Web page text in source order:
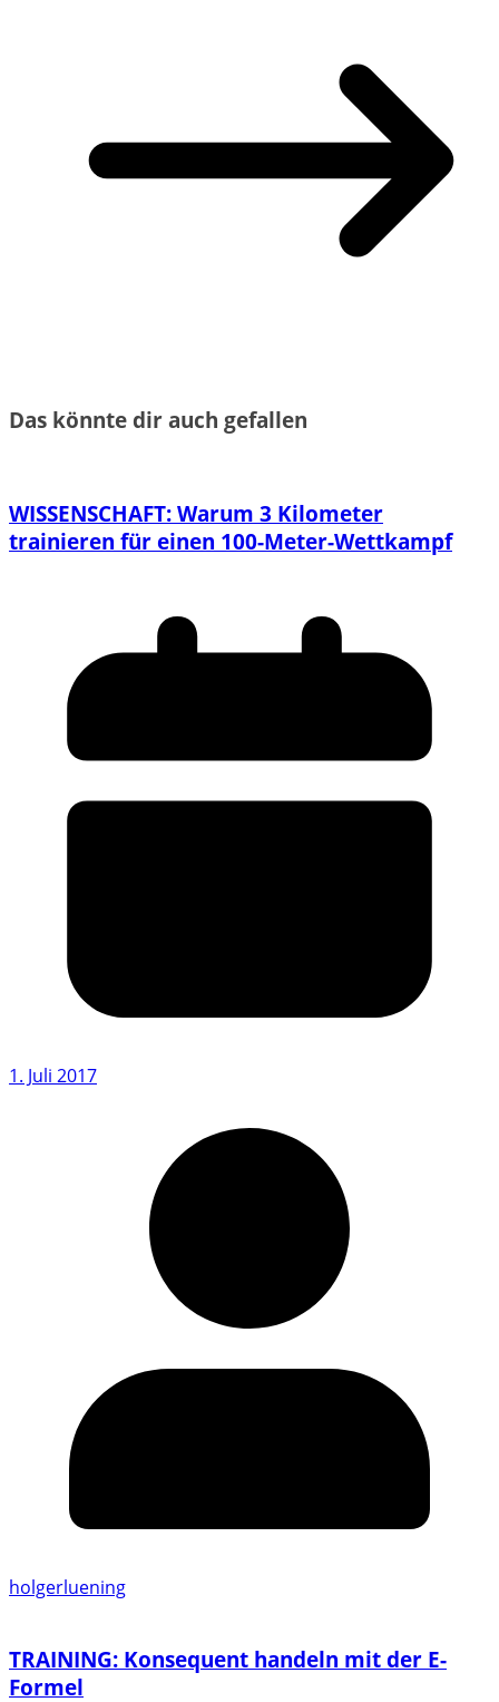
Das könnte dir auch gefallen
WISSENSCHAFT: Warum 3 Kilometer
trainieren für einen 100-Meter-Wettkampf
1. Juli 2017
holgerluening
TRAINING: Konsequent handeln mit der E-
Formel